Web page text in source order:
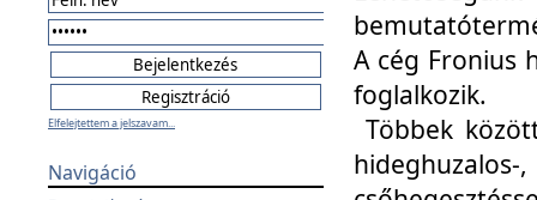
Elfelejtettem a jelszavam...
Navigáció
A cég Fronius
foglalkozik.
Többek